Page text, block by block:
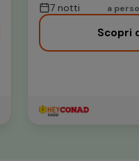
7 notti a
Scopri